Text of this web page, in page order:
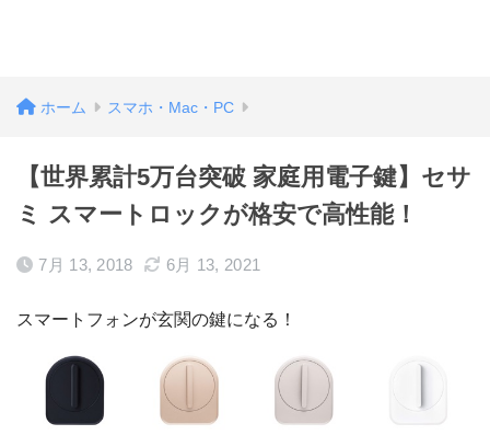
ホーム スマホ・Mac・PC
【世界累計5万台突破 家庭用電子鍵】セサ
ミ スマートロックが格安で高性能！
7月 13, 2018 6月 13, 2021
スマートフォンが玄関の鍵になる！